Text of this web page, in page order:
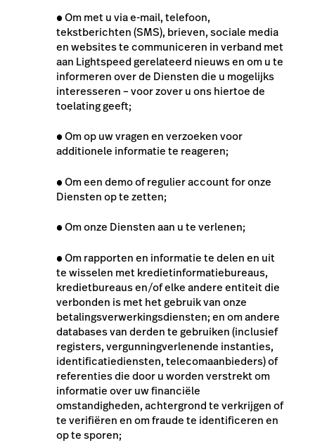
●Om met u via e-mail, telefoon,
tekstberichten (SMS), brieven, sociale media
en websites te communiceren in verband met
aan Lightspeed gerelateerd nieuws en om u te
informeren over de Diensten die u mogelijks
interesseren – voor zover u ons hiertoe de
toelating geeft;
●Om op uw vragen en verzoeken voor
additionele informatie te reageren;
●Om een demo of regulier account for onze
Diensten op te zetten;
●Om onze Diensten aan u te verlenen;
●Om rapporten en informatie te delen en uit
te wisselen met kredietinformatiebureaus,
kredietbureaus en/of elke andere entiteit die
verbonden is met het gebruik van onze
betalingsverwerkingsdiensten; en om andere
databases van derden te gebruiken (inclusief
registers, vergunningverlenende instanties,
identificatiediensten, telecomaanbieders) of
referenties die door u worden verstrekt om
informatie over uw financiële
omstandigheden, achtergrond te verkrijgen of
te verifiëren en om fraude te identificeren en
op te sporen;